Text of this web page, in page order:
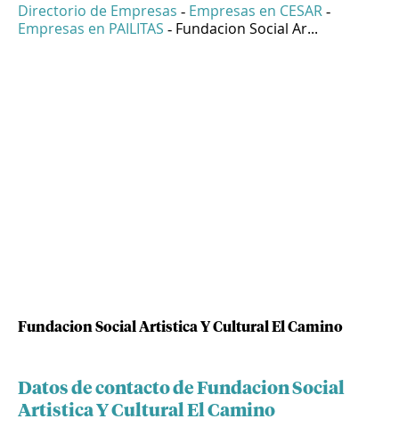
Directorio de Empresas - Empresas en CESAR -
Empresas en PAILITAS - Fundacion Social Ar...
Fundacion Social Artistica Y Cultural El Camino
Datos de contacto de Fundacion Social
Artistica Y Cultural El Camino